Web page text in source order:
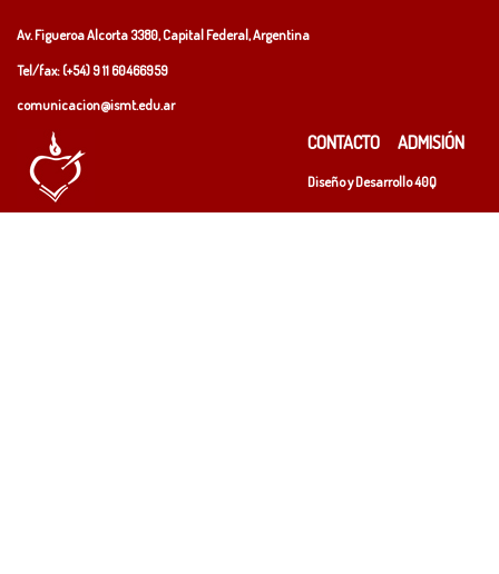
Av. Figueroa Alcorta 3380, Capital Federal, Argentina
Tel/fax: (+54)9 11 60466959
comunicacion@ismt.edu.ar
CONTACTO ADMISIÓN
Diseño y Desarrollo40Q